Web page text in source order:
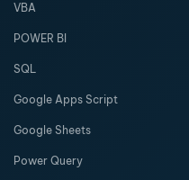
VBA
POWER BI
SQL
Google Apps Script
Google Sheets
Power Query